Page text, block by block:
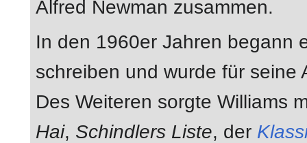
Alfred Newman zusammen.
In den 1960er Jahren begann
schreiben und wurde für seine
Des Weiteren sorgte Williams
Hai, Schindlers Liste, der